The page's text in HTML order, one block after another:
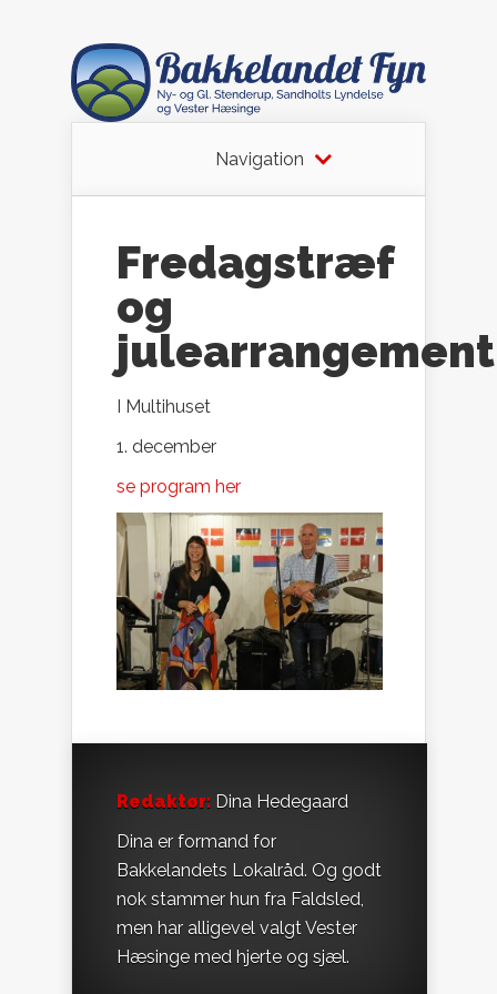
Navigation
Fredagstræf
og
julearrangement
I Multihuset
1. december
se program her
Redaktør: Dina Hedegaard
Dina er formand for
Bakkelandets Lokalråd. Og godt
nok stammer hun fra Faldsled,
men har alligevel valgt Vester
Hæsinge med hjerte og sjæl.